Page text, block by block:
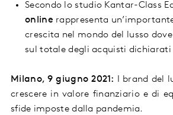
Secondo lo studio Kantar-Class
online rappresenta un’
crescita nel mondo del lusso
sul totale degli acquisti dichiarati
Milano,9 giugno2021: I brand del
crescere in valore finanziario e di
sfide imposte dalla pandemia.